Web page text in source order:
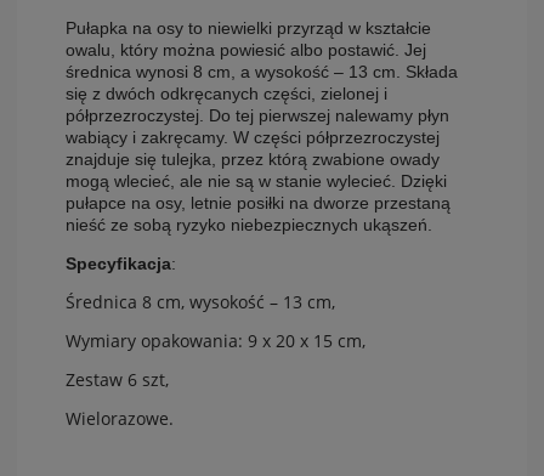
Pułapka na osy to niewielki przyrząd w kształcie
owalu, który można powiesić albo postawić. Jej
średnica wynosi 8 cm, a wysokość – 13 cm. Składa
się z dwóch odkręcanych części, zielonej i
półprzezroczystej. Do tej pierwszej nalewamy płyn
wabiący i zakręcamy. W części półprzezroczystej
znajduje się tulejka, przez którą zwabione owady
mogą wlecieć, ale nie są w stanie wylecieć. Dzięki
pułapce na osy, letnie posiłki na dworze przestaną
nieść ze sobą ryzyko niebezpiecznych ukąszeń.
Specyfikacja:
Średnica 8 cm, wysokość – 13 cm,
Wymiary opakowania: 9 x 20 x 15 cm,
Zestaw 6 szt,
Wielorazowe.